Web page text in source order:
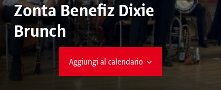
Zonta Benefiz Dixie
Brunch
Aggiungi al calendario